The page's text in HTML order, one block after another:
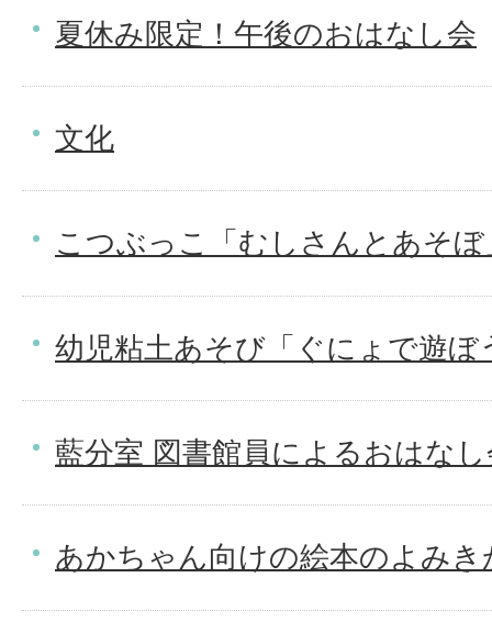
夏休み限定！午後のおはなし会
文化
こつぶっこ「むしさんとあそぼ
幼児粘土あそび「ぐにょで遊ぼ
藍分室 図書館員によるおはな
あかちゃん向けの絵本のよみき